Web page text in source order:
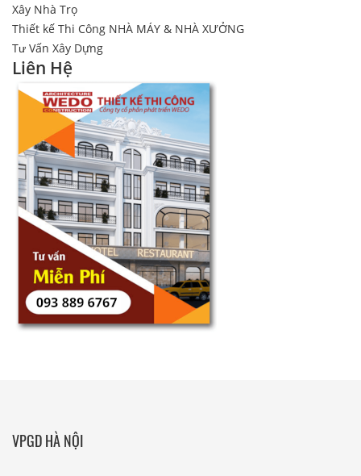
Xây Nhà Trọ
Thiết kế Thi Công NHÀ MÁY & NHÀ XƯỞNG
Tư Vấn Xây Dựng
Liên Hệ
VPGD HÀ NỘI